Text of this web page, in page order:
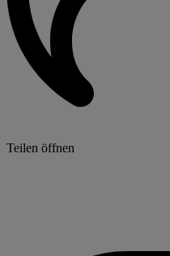
Teilen öffnen